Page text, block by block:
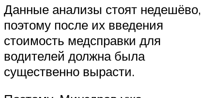
Данные анализы стоят недешёво,
поэтому после их введения
стоимость медсправки для
водителей должна была
существенно вырасти.